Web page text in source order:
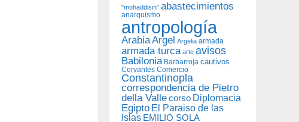
"mohaddisin" abastecimientos
anarquismo
antropología
ArabiaArgel Argelia armada
armada turca arte avisos
Babilonia Barbarroja cautivos
Cervantes Comercio
Constantinopla
correspondencia de Pietro
della Vallecorso Diplomacia
Egipto El Paraiso de las
Islas EMILIO SOLA